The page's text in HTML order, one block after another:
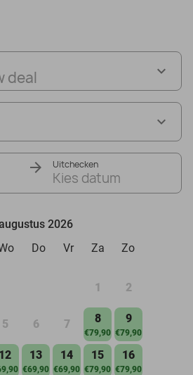
deal
Uitchecken
Kies datum
2026
Do Vr Za Zo
1 2
5 6 7 8
€79,90
9
€79,90
12 13
€69,90
14
€69,90
15
€79,90
16
€79,90